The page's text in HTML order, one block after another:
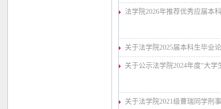
法学院2026年推荐优秀应届本
关于法学院2025届本科生毕业
关于公示法学院2024年度“大
关于法学院2021级曹瑞同学刑